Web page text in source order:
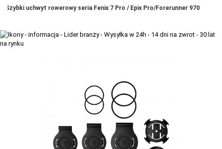
ZEGARKI DLA DZIECI GARMIN
+
TACX
ELITE
VOSTOK EUROPE ZEGARKI
Szybki uchwyt rowerowy seria Fenix 7 Pro / Epix Pro/Forerunner 970